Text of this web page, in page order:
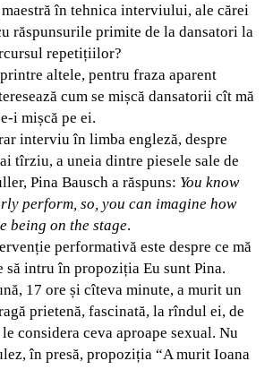
în tehnica interviului, ale cărei
răspunsurile primite de la dansatori la
repetițiilor?
altele, pentru fraza aparent
cum se mișcă dansatorii cît mă
i mișcă pe ei.
interviu în limba engleză, despre
tîrziu, a uneia dintre piesele sale de
Pina Bausch a răspuns: You know
perform, so, you can imagine how
being on the stage.
performativă este despre ce mă
să intru în propoziția Eu sunt Pina.
17 ore și cîteva minute, a murit un
prietenă, fascinată, la rîndul ei, de
considera ceva aproape sexual. Nu
în presă, propoziția “A murit Ioana